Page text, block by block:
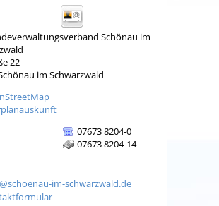
Schönau im
22
im Schwarzwald
07673 8204-0
07673 8204-14
im-schwarzwald.de